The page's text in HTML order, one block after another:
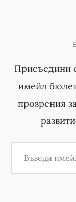
Присъедини
имейл
прозрения